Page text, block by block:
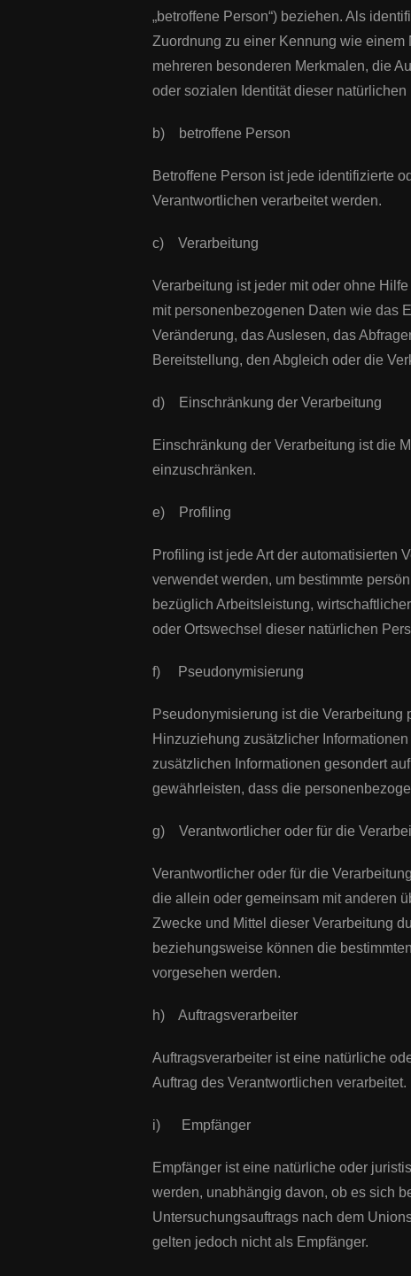
„betroffene Person“) beziehen. Als
Zuordnung zu einer Kennung wie
mehreren besonderen Merkmalen, die
oder sozialen Identität dieser
b) betroffene Person
Betroffene Person ist jede identifizierte
Verantwortlichen verarbeitet werden.
c) Verarbeitung
Verarbeitung ist jeder mit oder ohne
mit personenbezogenen Daten wie das
Veränderung, das Auslesen, das
Bereitstellung, den Abgleich oder die
d) Einschränkung der Verarbeitung
Einschränkung der Verarbeitung ist die
einzuschränken.
e) Profiling
Profiling ist jede Art der automatisierten
verwendet werden, um bestimmte
bezüglich Arbeitsleistung,
oder Ortswechsel dieser natürlichen
f) Pseudonymisierung
Pseudonymisierung ist die
Hinzuziehung zusätzlicher
zusätzlichen Informationen gesondert
gewährleisten, dass die
g) Verantwortlicher oder für die
Verantwortlicher oder für die
die allein oder gemeinsam mit anderen
Zwecke und Mittel dieser Verarbeitung
beziehungsweise können die
vorgesehen werden.
h) Auftragsverarbeiter
Auftragsverarbeiter ist eine natürliche
Auftrag des Verantwortlichen verarbeitet.
i) Empfänger
Empfänger ist eine natürliche oder
werden, unabhängig davon, ob es sich
Untersuchungsauftrags nach dem
gelten jedoch nicht als Empfänger.